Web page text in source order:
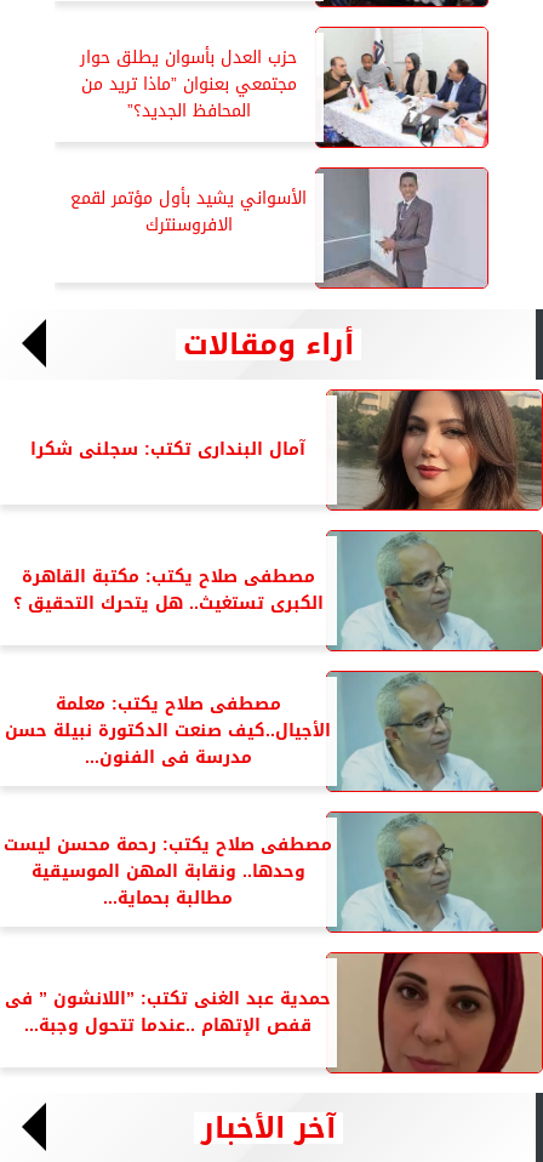
حزب العدل بأسوان يطلق حوار
مجتمعي بعنوان ”ماذا تريد من
المحافظ الجديد؟”
الأسواني يشيد بأول مؤتمر لقمع
الافروسنترك
أراء ومقالات
آمال البندارى تكتب: سجلنى شكرا
مصطفى صلاح يكتب: مكتبة القاهرة
الكبرى تستغيث.. هل يتحرك التحقيق ؟
مصطفى صلاح يكتب: معلمة
الأجيال..كيف صنعت الدكتورة نبيلة حسن
مدرسة فى الفنون...
مصطفى صلاح يكتب: رحمة محسن ليست
وحدها.. ونقابة المهن الموسيقية
مطالبة بحماية...
حمدية عبد الغنى تكتب: ”اللانشون ” فى
قفص الإتهام ..عندما تتحول وجبة...
آخر الأخبار